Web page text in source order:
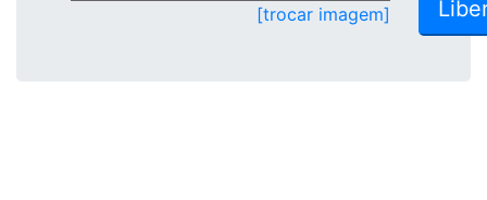
[trocar imagem]